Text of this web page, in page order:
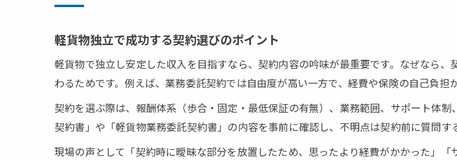
軽貨物独立で成功する契約選びのポイント
軽貨物で独立し安定した収入を目指すなら、契約内容の吟味が最重要です。なぜなら
わるためです。例えば、業務委託契約では自由度が高い一方で、経費や保険の自己負担
契約を選ぶ際は、報酬体系（歩合・固定・最低保証の有無）、業務範囲、サポート体
契約書」や「軽貨物業務委託契約書」の内容を事前に確認し、不明点は契約前に質問す
現場の声として「契約時に曖昧な部分を放置したため、思ったより経費がかかった」